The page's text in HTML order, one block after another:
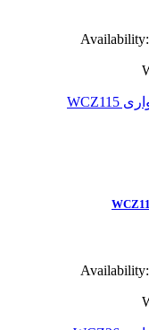
Availability:
Availability: